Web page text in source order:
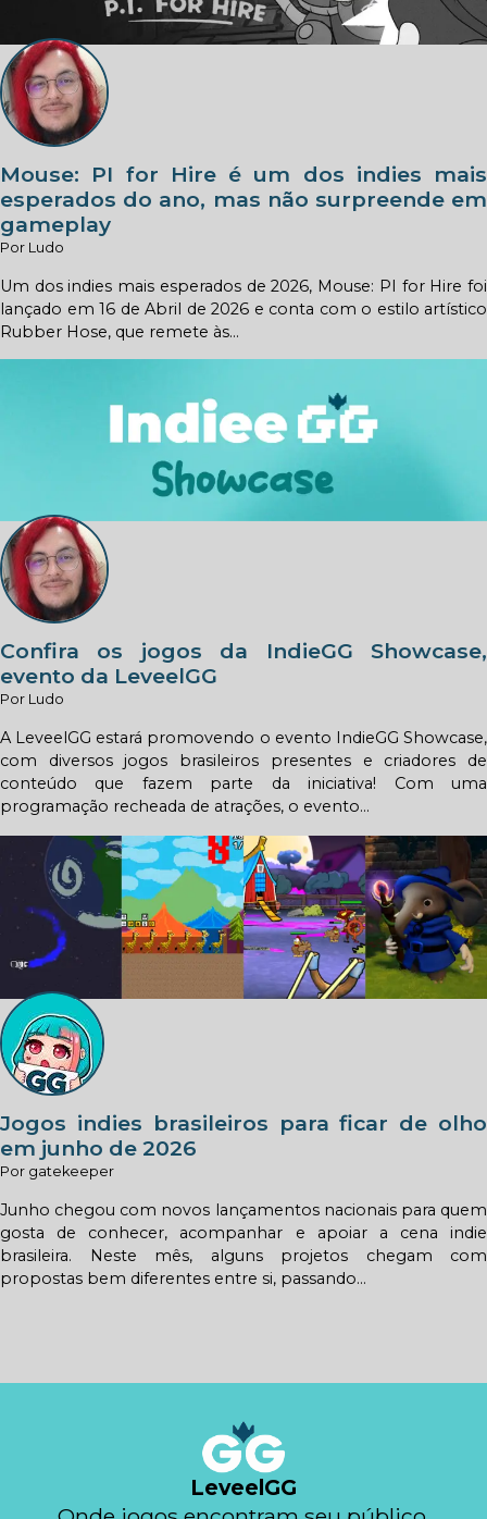
Mouse: PI for Hire é um dos indies mais
esperados do ano, mas não surpreende em
gameplay
Por Ludo
Um dos indies mais esperados de 2026, Mouse: PI for Hire foi
lançado em 16 de Abril de 2026 e conta com o estilo artístico
Rubber Hose, que remete às...
Confira os jogos da IndieGG Showcase,
evento da LeveelGG
Por Ludo
A LeveelGG estará promovendo o evento IndieGG Showcase,
com diversos jogos brasileiros presentes e criadores de
conteúdo que fazem parte da iniciativa! Com uma
programação recheada de atrações, o evento...
Jogos indies brasileiros para ficar de olho
em junho de 2026
Por gatekeeper
Junho chegou com novos lançamentos nacionais para quem
gosta de conhecer, acompanhar e apoiar a cena indie
brasileira. Neste mês, alguns projetos chegam com
propostas bem diferentes entre si, passando...
LeveelGG